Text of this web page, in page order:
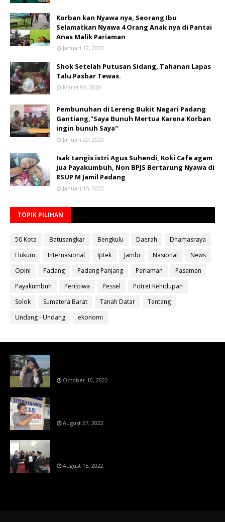
Korban kan Nyawa nya, Seorang Ibu
Selamatkan Nyawa 4 Orang Anak nya di Pantai
Anas Malik Pariaman
Januari 12, 2020
Shok Setelah Putusan Sidang, Tahanan Lapas
Talu Pasbar Tewas.
Maret 05, 2020
Pembunuhan di Lereng Bukit Nagari Padang
Gantiang,"Saya Bunuh Mertua Karena Korban
ingin bunuh Saya"
Januari 20, 2020
Isak tangis istri Agus Suhendi, Koki Cafe agam
jua Payakumbuh, Non BPJS Bertarung Nyawa di
RSUP M Jamil Padang
Januari 15, 2022
TOPIK PILIHAN
50 Kota Batusangkar Bengkulu Daerah
Dhamasraya
Hukum
Internasional Iptek Jambi Nasional
News
Opini
Padang Padang Panjang Pariaman
Pasaman
Payakumbuh
Peristiwa Pessel
Potret Kehidupan
Solok
Sumatera Barat Tanah Datar
Tentang
Undang - Undang
ekonomi
October 10, 2022
August 27, 2022
August 15, 2022